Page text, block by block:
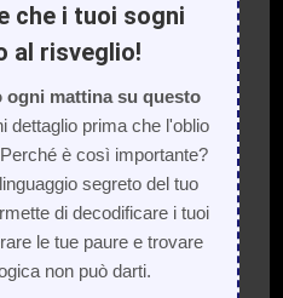
che i tuoi sogni
al risveglio!
mattina su questo
dettaglio prima che l'oblio
è così importante?
segreto del tuo
di decodificare i tuoi
le tue paure e trovare
non può darti.